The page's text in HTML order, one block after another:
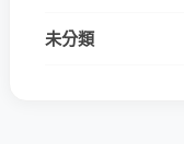
未分類